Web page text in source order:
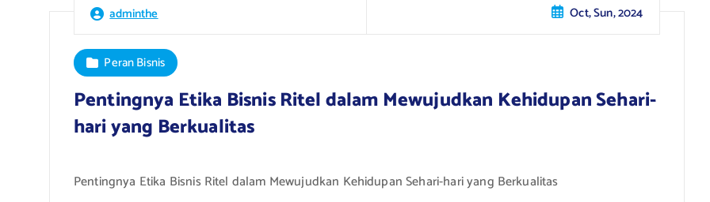
adminthe Oct, Sun, 2024
Peran Bisnis
Pentingnya Etika Bisnis Ritel dalam Mewujudkan Kehidupan Sehari-
hari yang Berkualitas
Pentingnya Etika Bisnis Ritel dalam Mewujudkan Kehidupan Sehari-hari yang Berkualitas